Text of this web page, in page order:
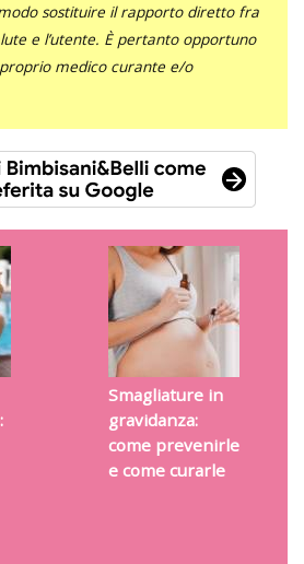
sostituire il rapporto diretto fra
e l’utente. È pertanto opportuno
medico curante e/o
Smagliature in
gravidanza:
come prevenirle
e come curarle